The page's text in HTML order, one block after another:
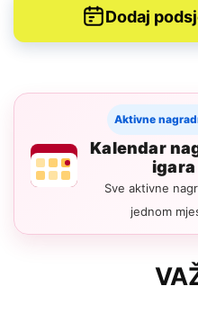
Dodaj
Aktivne
Kalendar
igara
Sve aktivne
jednom